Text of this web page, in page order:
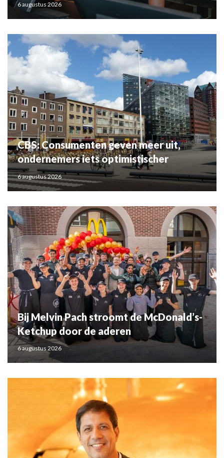
6 augustus 2026
CBS: Consumenten geven meer uit,
ondernemers iets optimistischer
6 augustus 2026
Bij Melvin Pach stroomt de McDonald’s-
Ketchup door de aderen
6 augustus 2026